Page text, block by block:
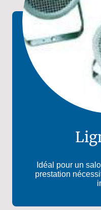
Idéal pour un
prestation